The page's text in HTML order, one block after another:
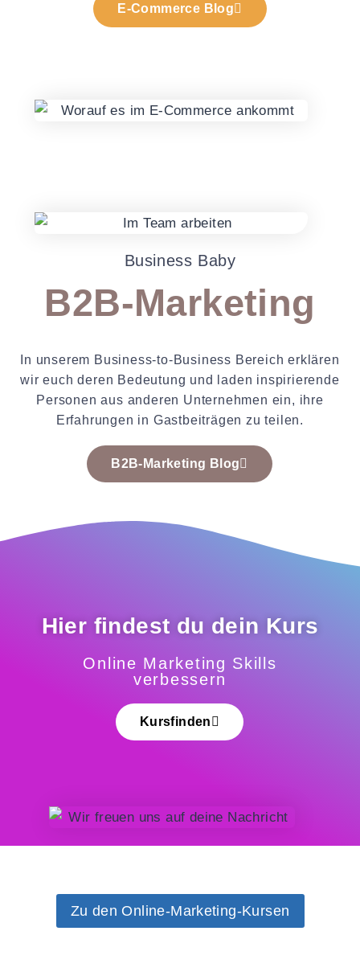
E-Commerce Blog
Business Baby
B2B-Marketing
In unserem Business-to-Business Bereich erklären
wir euch deren Bedeutung und laden inspirierende
Personen aus anderen Unternehmen ein, ihre
Erfahrungen in Gastbeiträgen zu teilen.
B2B-Marketing Blog
Hier findest du dein Kurs
Online Marketing Skills
verbessern
Kursfinden
Zu den Online-Marketing-Kursen